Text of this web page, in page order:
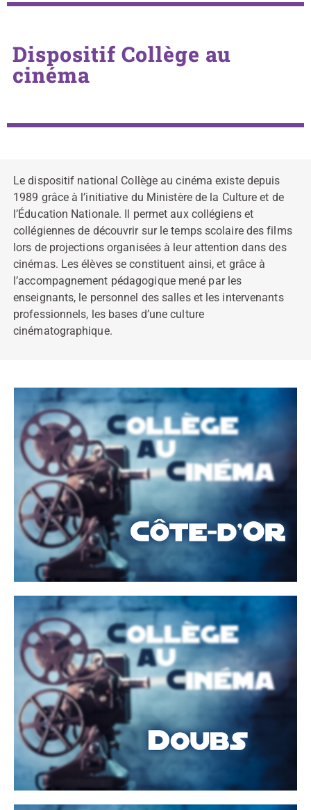
Dispositif Collège au
cinéma
Le dispositif national Collège au cinéma existe depuis
1989 grâce à l’initiative du Ministère de la Culture et de
l’Éducation Nationale. Il permet aux collégiens et
collégiennes de découvrir sur le temps scolaire des films
lors de projections organisées à leur attention dans des
cinémas. Les élèves se constituent ainsi, et grâce à
l’accompagnement pédagogique mené par les
enseignants, le personnel des salles et les intervenants
professionnels, les bases d’une culture
cinématographique.